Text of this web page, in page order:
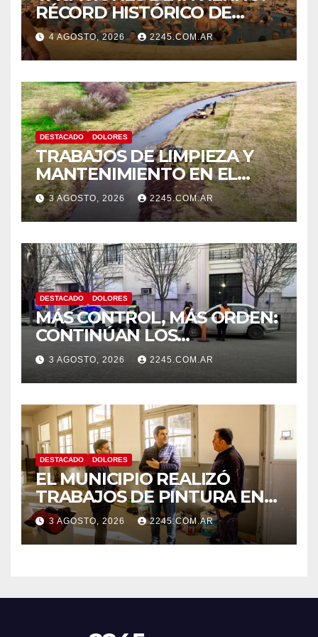
RÉCORD HISTÓRICO DE
VISITANTES Y RECAUDACIÓN
EN EL PARQUE TERMAL DE
DOLORES
4 AGOSTO, 2026 2245.COM.AR
DESTACADO DOLORES
TRABAJOS DE LIMPIEZA Y
MANTENIMIENTO EN EL
CANAL LA PICASA
3 AGOSTO, 2026 2245.COM.AR
DESTACADO DOLORES
MÁS CONTROL, MÁS ORDEN:
CONTINÚAN LOS
OPERATIVOS PREVENTIVOS
DE TRÁNSITO EN DOLORES
3 AGOSTO, 2026 2245.COM.AR
DESTACADO DOLORES
EL MUNICIPIO REALIZÓ
TRABAJOS DE PINTURA EN
LA ESCUELA N.º 10
3 AGOSTO, 2026 2245.COM.AR